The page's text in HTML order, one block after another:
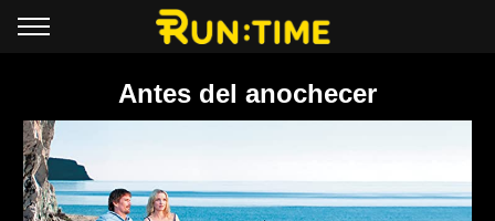
Antes del anochecer